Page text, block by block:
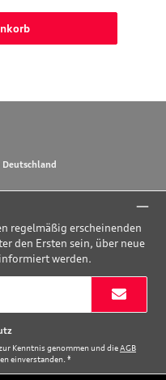
regelmäßig erscheinenden
den Ersten sein, über neue
werden.
Kenntnis genommen und dieAGB
einverstanden.*